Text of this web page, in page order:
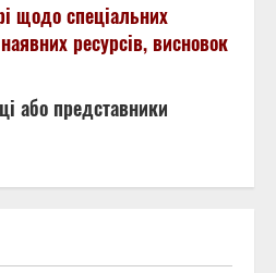
щодо спеціальних
ресурсів, висновок
або представники